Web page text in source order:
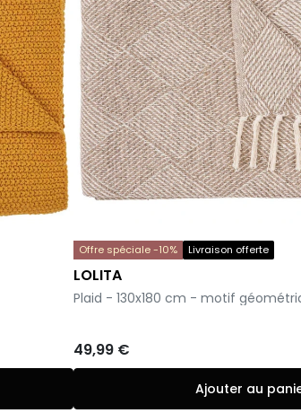
Offre spéciale -10% Livraison offerte
LOLITA
-
Plaid - 130x180 cm - motif
49,99 €
Ajouter au